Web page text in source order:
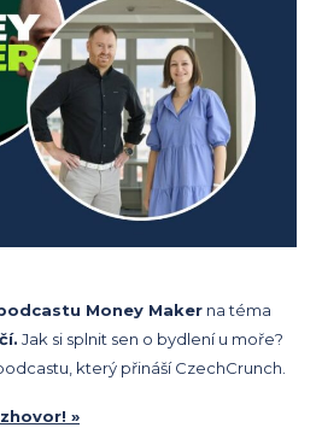
Money Maker na téma
Jak si splnit sen o bydlení u moře?
který přináší CzechCrunch.
»